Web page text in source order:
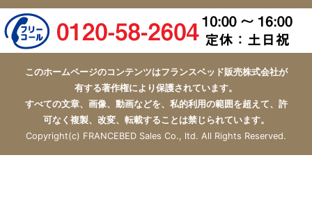
このホームページのコンテンツはフランスベッド販売株式会社が
有する著作権により保護されています。
すべての文章、画像、動画などを、私的利用の範囲を超えて、許
可なく複製、改変、転載することは禁じられています。
Copyright(c) FRANCEBED Sales Co., ltd. All Rights Reserved.